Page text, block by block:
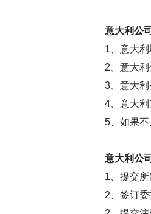
意大利公
1、意大
2、意大
3、意大
4、意大
5、如果
意大利公
1、提交
2、签订委